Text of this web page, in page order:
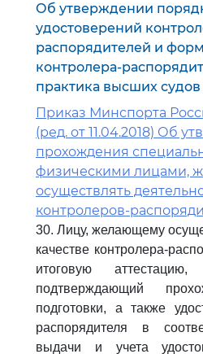
Об утверждении
удостоверений
распорядителей и
контролера-
практика высших
Приказ Минспорта
(ред. от 11.04.2018) Об
прохождения
физическими лицами,
осуществлять
контролеров-
30. Лицу, желающему
качестве контролера-
итоговую
подтверждающий
подготовки, а также
распорядителя в
выдачи и учета